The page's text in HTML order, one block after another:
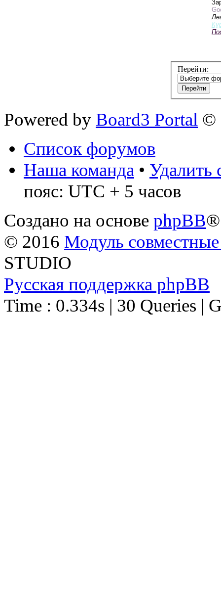
Перейти:
Powered by Board3 Portal ©
Список форумов
Наша команда • Удалить
пояс: UTC + 5 часов
Создано на основе phpBB®
© 2016 Модуль
STUDIO
Русская поддержка phpBB
Time : 0.334s | 30 Queries |